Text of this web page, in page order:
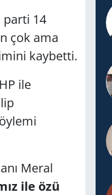
parti 14
çok ama
kaybetti.
ile
Meral
ile özü